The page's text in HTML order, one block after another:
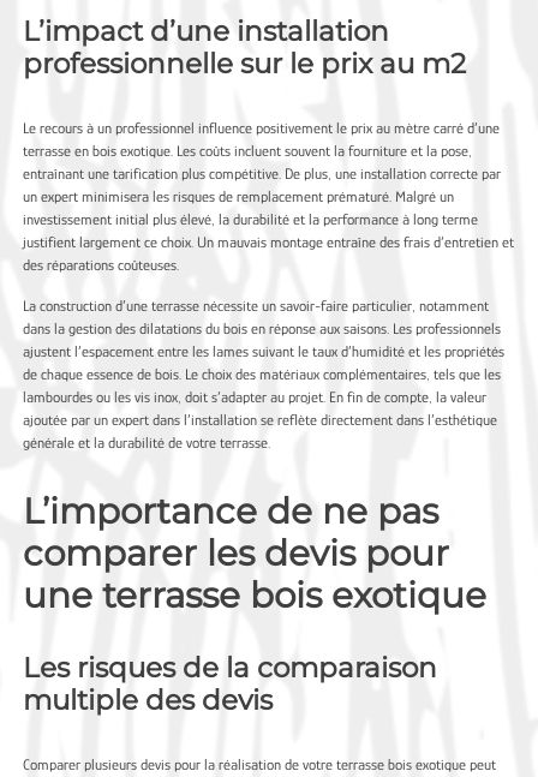
L’impact d’une installation
professionnelle sur le prix au m2
Le recours à un professionnel influence positivement le prix au mètre carré d’une
terrasse en bois exotique. Les coûts incluent souvent la fourniture et la pose,
entraînant une tarification plus compétitive. De plus, une installation correcte par
un expert minimisera les risques de remplacement prématuré. Malgré un
investissement initial plus élevé, la durabilité et la performance à long terme
justifient largement ce choix. Un mauvais montage entraîne des frais d’entretien et
des réparations coûteuses.
La construction d’une terrasse nécessite un savoir-faire particulier, notamment
dans la gestion des dilatations du bois en réponse aux saisons. Les professionnels
ajustent l’espacement entre les lames suivant le taux d’humidité et les propriétés
de chaque essence de bois. Le choix des matériaux complémentaires, tels que les
lambourdes ou les vis inox, doit s’adapter au projet. En fin de compte, la valeur
ajoutée par un expert dans l’installation se reflète directement dans l’esthétique
générale et la durabilité de votre terrasse.
L’importance de ne pas
comparer les devis pour
une terrasse bois exotique
Les risques de la comparaison
multiple des devis
Comparer plusieurs devis pour la réalisation de votre terrasse bois exotique peut